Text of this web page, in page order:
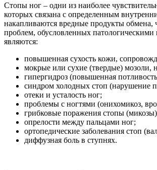
Стопы ног – одни из наиболее
которых связана с определенным
накапливаются вредные продукты обмена,
проблем, обусловленных
являются:
повышенная сухость кожи,
мокрые или сухие (твердые)
гипергидроз (повышенная
синдром холодных стоп (нарушение
отеки и усталость ног;
проблемы с ногтями (онихомикоз,
грибковые поражения стопы
опрелости между пальцами ног;
ортопедические заболевания стоп
диффузная боль в ступнях.